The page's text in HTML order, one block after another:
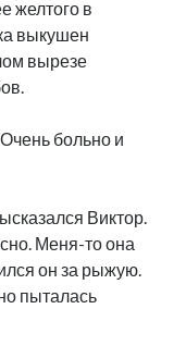
желтого в
выкушен
вырезе
больно и
Виктор.
Меня-то она
он за рыжую.
пыталась